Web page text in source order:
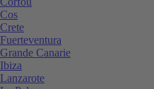
Cos
Crete
Fuerteventura
Grande Canarie
Ibiza
Lanzarote